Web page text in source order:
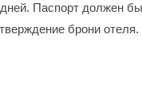
Паспорт должен
брони отеля.